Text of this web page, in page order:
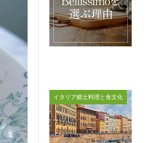
イタリア郷土料理と食文化